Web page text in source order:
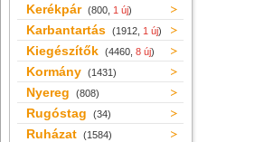
Kerékpár (800, 1 új)
Karbantartás (1912, 1 új)
Kiegészítők (4460, 8 új)
Kormány (1431)
Nyereg (808)
Rugóstag (34)
Ruházat (1584)